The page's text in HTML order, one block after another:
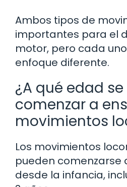
Ambos tipos de
importantes para el
motor, pero cada
enfoque diferente.
¿A qué edad
comenzar a
movimientos
Los movimientos
pueden comenzarse
desde la infancia,